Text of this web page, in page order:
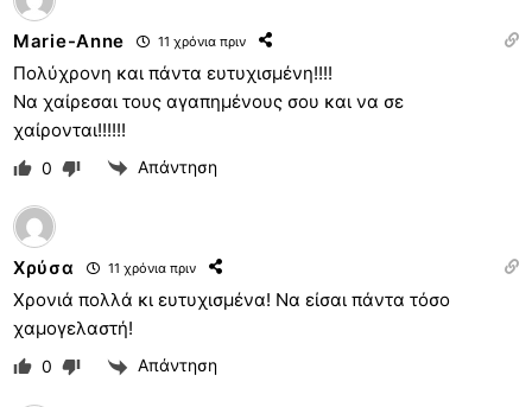
Marie-Anne 11 χρόνια πριν
Πολύχρονη και πάντα ευτυχισμένη!!!!
Να χαίρεσαι τους αγαπημένους σου και να σε
χαίρονται!!!!!!
0 Απάντηση
Χρύσα 11 χρόνια πριν
Χρονιά πολλά κι ευτυχισμένα! Να είσαι πάντα τόσο
χαμογελαστή!
0 Απάντηση